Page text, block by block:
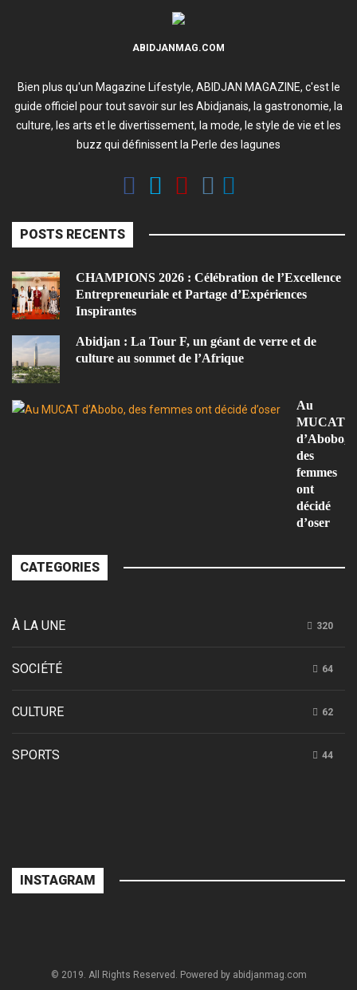
ABIDJANMAG.COM
Bien plus qu'un Magazine Lifestyle, ABIDJAN MAGAZINE, c'est le
guide officiel pour tout savoir sur les Abidjanais, la gastronomie, la
culture, les arts et le divertissement, la mode, le style de vie et les
buzz qui définissent la Perle des lagunes
POSTS RECENTS
CHAMPIONS 2026 : Célébration de l’Excellence
Entrepreneuriale et Partage d’Expériences
Inspirantes
Abidjan : La Tour F, un géant de verre et de
culture au sommet de l’Afrique
Au
MUCAT
d’Abobo,
des
femmes
ont
décidé
d’oser
CATEGORIES
À LA UNE 320
SOCIÉTÉ 64
CULTURE 62
SPORTS 44
INSTAGRAM
© 2019. All Rights Reserved. Powered by abidjanmag.com